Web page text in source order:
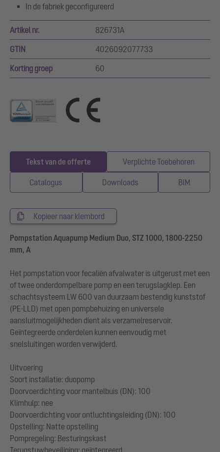
In de fabriek geconfigureerd
Artikel nr. 826731A
GTIN 4026092077733
Korting groep 60
Tekst van de offerte Verplichte Toebehoren
Catalogus Downloads BIM
Kopieer naar klembord
Pompstation Aquapump Medium Duo, STZ 1000, 1800-2250
mm, A
Het pompstation voor fecaliën afvalwater is uitgerust met een
of twee onderdompelbare pomp en een terugslagklep. Een
schachtsysteem LW 600 van duurzaam bestendig kunststof
(PE-LLD) met open pompbehuizing en universele
aansluitmogelijkheden dient als verzamelreservoir.
Geïntegreerde onderdelen kunnen eenvoudig met
snelsluitingen worden verwijderd.
Uitvoering
Soort installatie: duopomp
Doorvoerdichting voor mantelbuis (DN): 100
Klimhulp: nee
Doorvoerdichting voor ontluchtingsleiding (DN): 100
Opstelling: Natte opstelling
Pompregeling: Besturingskast
Terugstuwbeveiliging: geïntegreerd